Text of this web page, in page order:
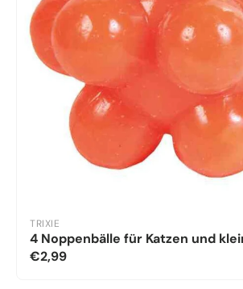
TRIXIE
4 Noppenbälle für Katzen und
€2,99